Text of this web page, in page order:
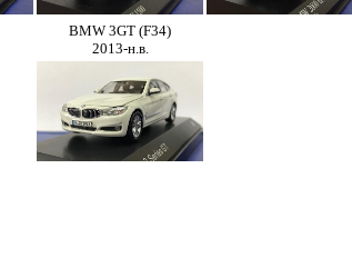
BMW 3GT (F34)
2013-н.в.